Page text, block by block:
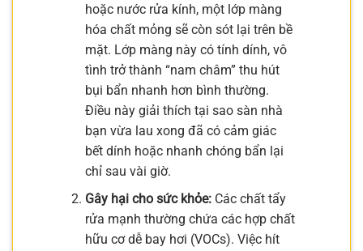
hoặc nước rửa kính, một lớp màng
hóa chất mỏng sẽ còn sót lại trên bề
mặt. Lớp màng này có tính dính, vô
tình trở thành “nam châm” thu hút
bụi bẩn nhanh hơn bình thường.
Điều này giải thích tại sao sàn nhà
bạn vừa lau xong đã có cảm giác
bết dính hoặc nhanh chóng bẩn lại
chỉ sau vài giờ.
Gây hại cho sức khỏe:Các chất tẩy
rửa mạnh thường chứa các hợp chất
hữu cơ dễ bay hơi (VOCs). Việc hít